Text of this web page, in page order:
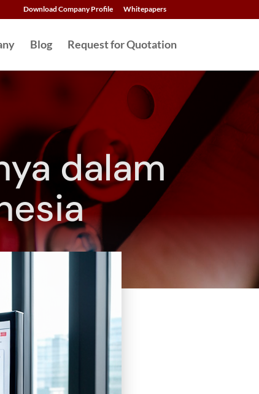
Download Company Profile Whitepapers
Blog Request for Quotation
dalam